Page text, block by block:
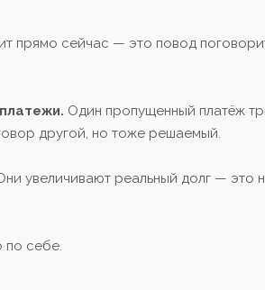
прямо сейчас — это повод
Один пропущенный платёж
другой, но тоже решаемый.
увеличивают реальный долг — это
по себе.